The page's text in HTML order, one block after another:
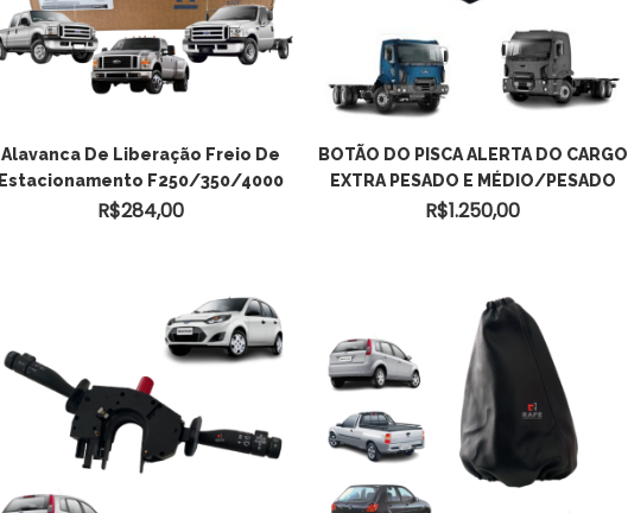
ADICIONAR AO
CARRINHO
Alavanca De Liberação Freio De
Estacionamento F250/350/4000
R$284,00
VER OPÇÕES
BOTÃO DO PISCA ALERTA DO CARGO
EXTRA PESADO E MÉDIO/PESADO
R$1.250,00